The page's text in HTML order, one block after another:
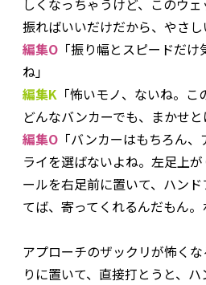
振ればいいだけだから、やさし
編集O 「振り幅とスピードだ
ね」
編集K 「怖いモノ、ないね。こ
どんなバンカーでも、まかせと
編集O 「バンカーはもちろん
ライを選ばないよね。左足上
ールを右足前に置いて、ハン
てば、寄ってくれるんだもん。
アプローチのザックリが怖く
りに置いて、直接打とうと、